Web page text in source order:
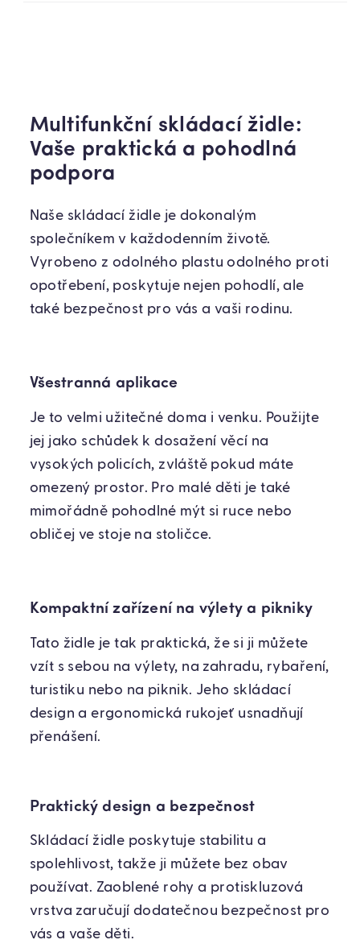
Multifunkční skládací židle:
Vaše praktická a pohodlná
podpora
Naše skládací židle je dokonalým
společníkem v každodenním životě.
Vyrobeno z odolného plastu odolného proti
opotřebení, poskytuje nejen pohodlí, ale
také bezpečnost pro vás a vaši rodinu.
Všestranná aplikace
Je to velmi užitečné doma i venku. Použijte
jej jako schůdek k dosažení věcí na
vysokých policích, zvláště pokud máte
omezený prostor. Pro malé děti je také
mimořádně pohodlné mýt si ruce nebo
obličej ve stoje na stoličce.
Kompaktní zařízení na výlety a pikniky
Tato židle je tak praktická, že si ji můžete
vzít s sebou na výlety, na zahradu, rybaření,
turistiku nebo na piknik. Jeho skládací
design a ergonomická rukojeť usnadňují
přenášení.
Praktický design a bezpečnost
Skládací židle poskytuje stabilitu a
spolehlivost, takže ji můžete bez obav
používat. Zaoblené rohy a protiskluzová
vrstva zaručují dodatečnou bezpečnost pro
vás a vaše děti.